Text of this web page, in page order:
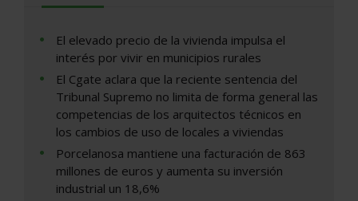
El elevado precio de la vivienda impulsa el
interés por vivir en municipios rurales
El Cgate aclara que la reciente sentencia del
Tribunal Supremo no limita de forma general las
competencias de los arquitectos técnicos en
los cambios de uso de locales a viviendas
Porcelanosa mantiene una facturación de 863
millones de euros y aumenta su inversión
industrial un 18,6%